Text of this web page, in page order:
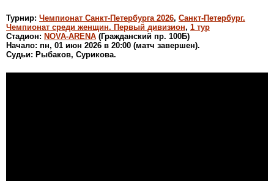
Турнир: Чемпионат Санкт-Петербурга 2026, Санкт-Петербург.
Чемпионат среди женщин. Первый дивизион, 1 тур
Стадион: NOVA-ARENA (Гражданский пр. 100Б)
Начало: пн, 01 июн 2026 в 20:00 (матч завершен).
Судьи: Рыбаков, Сурикова.